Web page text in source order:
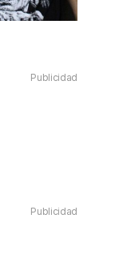
Publicidad
Publicidad